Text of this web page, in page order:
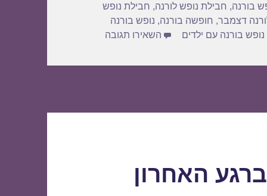
בורנה, חבילת נופש לורנה, חבילת נופש
דצמבר, חופשה בורנה, נופש בורנה
נופש בורנה עם ילדים השאירו תגובה
האחרון